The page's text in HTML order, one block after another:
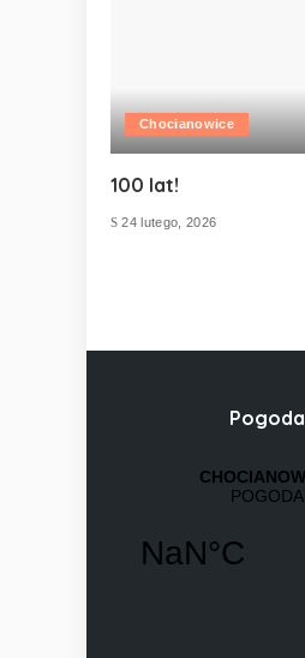
Chocianowice
100 lat!
24 lutego, 2026
Pogoda